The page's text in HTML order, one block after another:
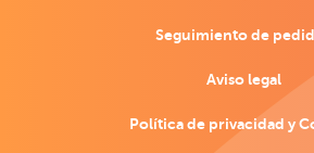
Seguimiento de
Aviso legal
Política de privacidad y